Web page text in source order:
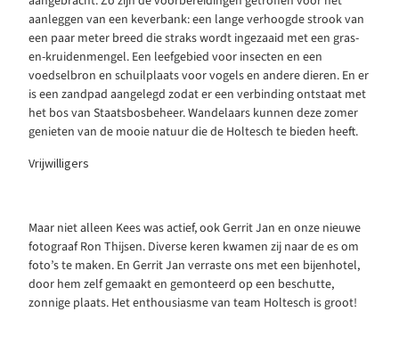
aanleggen van een keverbank: een lange verhoogde strook van
een paar meter breed die straks wordt ingezaaid met een gras-
en-kruidenmengel. Een leefgebied voor insecten en een
voedselbron en schuilplaats voor vogels en andere dieren. En er
is een zandpad aangelegd zodat er een verbinding ontstaat met
het bos van Staatsbosbeheer. Wandelaars kunnen deze zomer
genieten van de mooie natuur die de Holtesch te bieden heeft.
Vrijwilligers
Maar niet alleen Kees was actief, ook Gerrit Jan en onze nieuwe
fotograaf Ron Thijsen. Diverse keren kwamen zij naar de es om
foto’s te maken. En Gerrit Jan verraste ons met een bijenhotel,
door hem zelf gemaakt en gemonteerd op een beschutte,
zonnige plaats. Het enthousiasme van team Holtesch is groot!
Open perceeldagen 2026
Zin om het land op te gaan?
Er staan weer veel Open Perceeldagen gepland. Kom langs
ontdek hoe landbouw en biodiversiteit samenwerken.